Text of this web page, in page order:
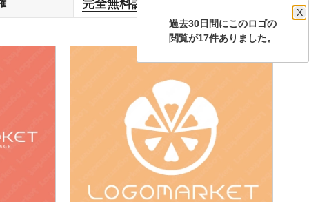
過去30日間にこのロゴの
X
閲覧が17件ありました。